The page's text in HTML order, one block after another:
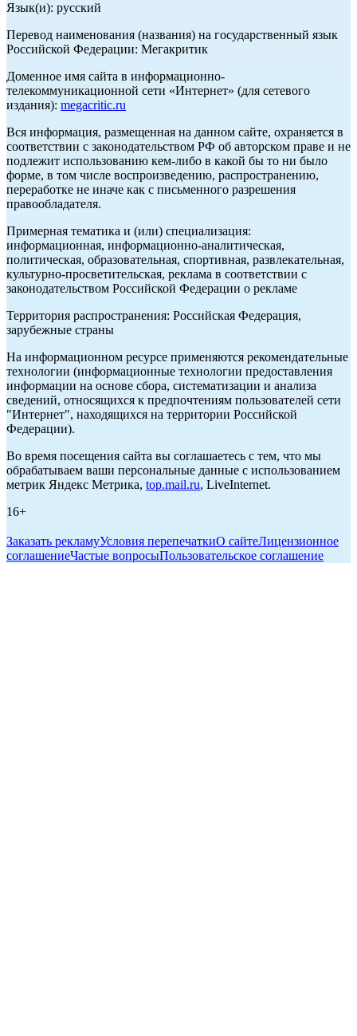
Язык(и): русский
Перевод наименования (названия) на государственный язык
Российской Федерации: Мегакритик
Доменное имя сайта в информационно-
телекоммуникационной сети «Интернет» (для сетевого
издания): megacritic.ru
Вся информация, размещенная на данном сайте, охраняется в
соответствии с законодательством РФ об авторском праве и не
подлежит использованию кем-либо в какой бы то ни было
форме, в том числе воспроизведению, распространению,
переработке не иначе как с письменного разрешения
правообладателя.
Примерная тематика и (или) специализация:
информационная, информационно-аналитическая,
политическая, образовательная, спортивная, развлекательная,
культурно-просветительская, реклама в соответствии с
законодательством Российской Федерации о рекламе
Территория распространения: Российская Федерация,
зарубежные страны
На информационном ресурсе применяются рекомендательные
технологии (информационные технологии предоставления
информации на основе сбора, систематизации и анализа
сведений, относящихся к предпочтениям пользователей сети
"Интернет", находящихся на территории Российской
Федерации).
Во время посещения сайта вы соглашаетесь с тем, что мы
обрабатываем ваши персональные данные с использованием
метрик Яндекс Метрика, top.mail.ru, LiveInternet.
16+
Заказать рекламуУсловия перепечаткиО сайтеЛицензионное
соглашениеЧастые вопросыПользовательское соглашение